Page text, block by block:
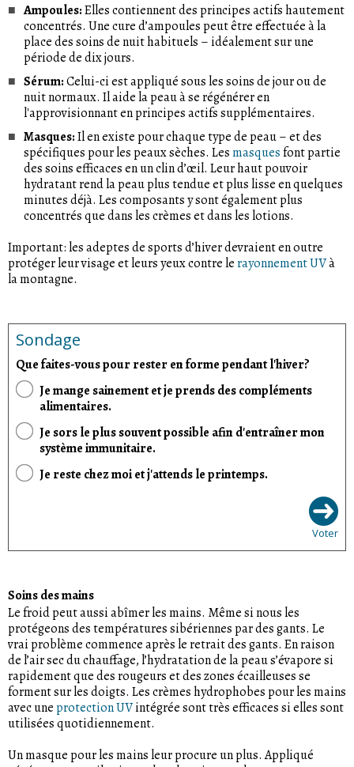
Ampoules:Elles contiennent des principes actifs hautement
concentrés. Une cure d’ampoules peut être effectuée à la
place des soins de nuit habituels – idéalement sur une
période de dix jours.
Sérum:Celui-ci est appliqué sous les soins de jour ou de
nuit normaux. Il aide la peau à se régénérer en
l'approvisionnant en principes actifs supplémentaires.
Masques:Il en existe pour chaque type de peau – et des
spécifiques pour les peaux sèches. Lesmasquesfont partie
des soins efficaces en un clin d’œil. Leur haut pouvoir
hydratant rend la peau plus tendue et plus lisse en quelques
minutes déjà. Les composants y sont également plus
concentrés que dans les crèmes et dans les lotions.
Important: les adeptes de sports d’hiver devraient en outre
protéger leur visage et leurs yeux contre lerayonnement UVà
la montagne.
Sondage
Que faites-vous pour rester en forme pendant l'hiver?
Je mange sainement et je prends des compléments
alimentaires.
Je sors le plus souvent possible afin d'entraîner mon
système immunitaire.
Je reste chez moi et j'attends le printemps.
Voter
Soins des mains
Le froid peut aussi abîmer les mains. Même si nous les
protégeons des températures sibériennes par des gants. Le
vrai problème commence après le retrait des gants. En raison
de l’air sec du chauffage, l’hydratation de la peau s’évapore si
rapidement que des rougeurs et des zones écailleuses se
forment sur les doigts. Les crèmes hydrophobes pour les mains
avec uneprotection UVintégrée sont très efficaces si elles sont
utilisées quotidiennement.
Un masque pour les mains leur procure un plus. Appliqué